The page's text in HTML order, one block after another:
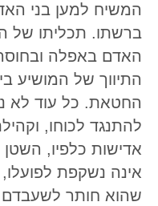
המשיח למען בני
ברשתו. תכליתו של
האדם באפלה
התיווך של המושיע
החטאת. כל עוד לא
להתנגד לכוחו,
אדישות כלפיו,
אינה נשקפת
שהוא חותר לשעבדם